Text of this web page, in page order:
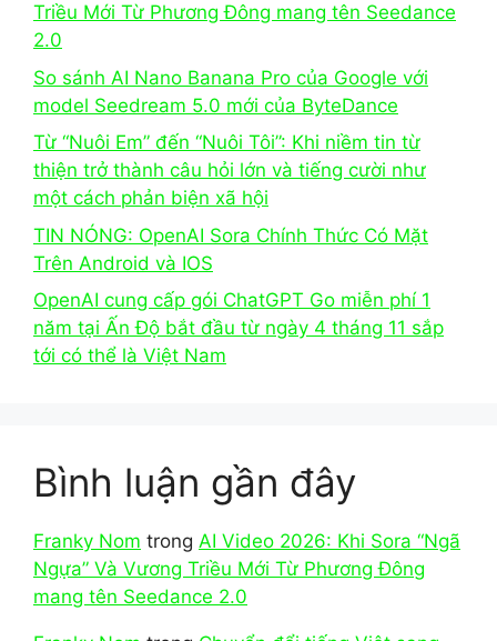
Triều Mới Từ Phương Đông mang tên Seedance
2.0
So sánh AI Nano Banana Pro của Google với
model Seedream 5.0 mới của ByteDance
Từ “Nuôi Em” đến “Nuôi Tôi”: Khi niềm tin từ
thiện trở thành câu hỏi lớn và tiếng cười như
một cách phản biện xã hội
TIN NÓNG: OpenAI Sora Chính Thức Có Mặt
Trên Android và IOS
OpenAI cung cấp gói ChatGPT Go miễn phí 1
năm tại Ấn Độ bắt đầu từ ngày 4 tháng 11 sắp
tới có thể là Việt Nam
Bình luận gần đây
Franky Nom trong AI Video 2026: Khi Sora “Ngã
Ngựa” Và Vương Triều Mới Từ Phương Đông
mang tên Seedance 2.0